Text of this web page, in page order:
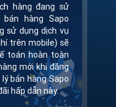
hàng đang sử
hàng Sapo
sử dụng dịch vụ
trên mobile) sẽ
toán hoàn toàn
mới khi đăng
bán hàng Sapo
hấp dẫn này.